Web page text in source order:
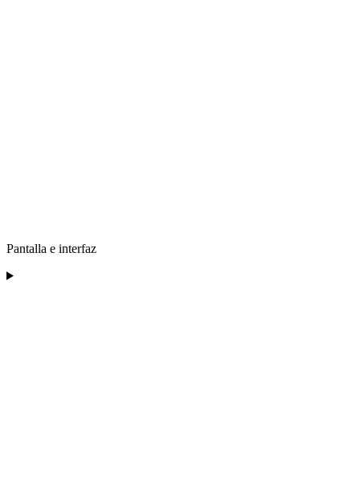
Pantalla e interfaz